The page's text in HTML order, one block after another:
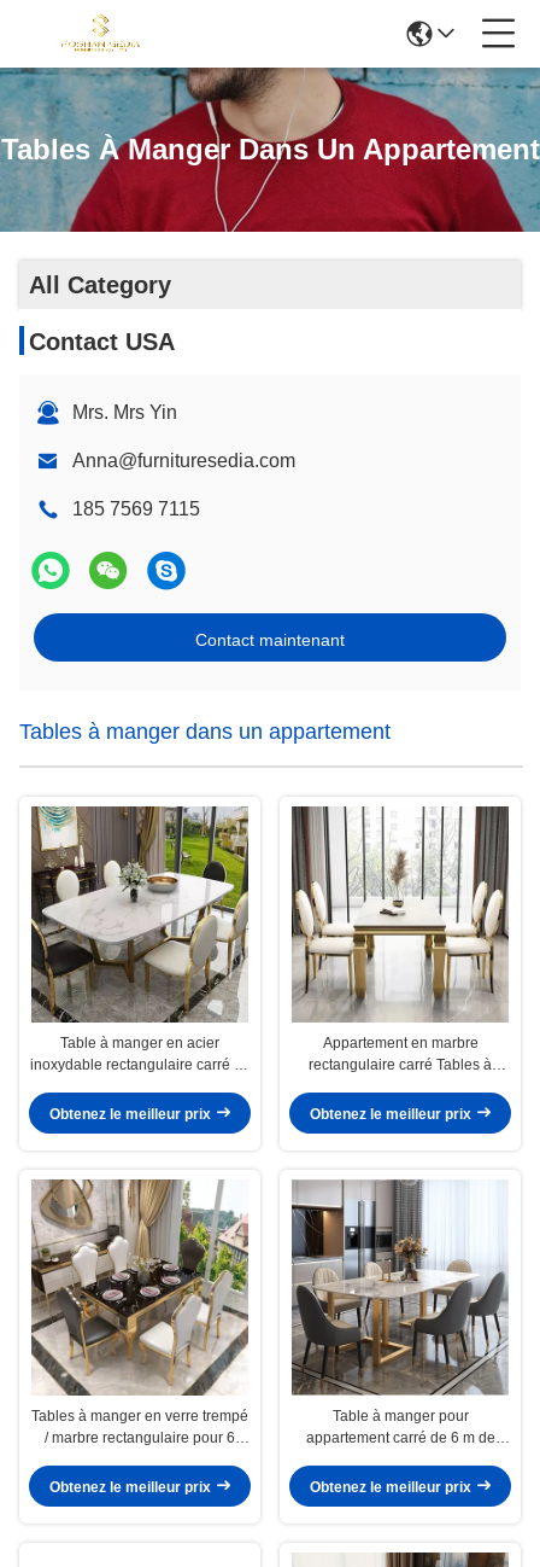
Tables À Manger Dans Un Appartement
All Category
Contact USA
Mrs. Mrs Yin
Anna@furnituresedia.com
185 7569 7115
Contact maintenant
Tables à manger dans un appartement
Table à manger en acier
inoxydable rectangulaire carré en
Obtenez le meilleur prix
Appartement en marbre
rectangulaire carré Tables à
Obtenez le meilleur prix
Tables à manger en verre trempé
/ marbre rectangulaire pour 6
Obtenez le meilleur prix
Table à manger pour
appartement carré de 6 m de
Obtenez le meilleur prix